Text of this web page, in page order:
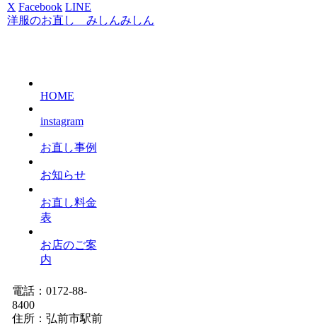
X Facebook LINE
洋服のお直し みしんみしん
HOME
instagram
お直し事例
お知らせ
お直し料金
表
お店のご案
内
電話：0172-88-
8400
住所：弘前市駅前